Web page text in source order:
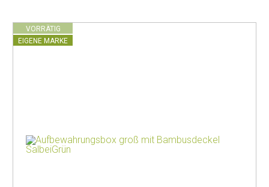
VORRÄTIG
EIGENE MARKE